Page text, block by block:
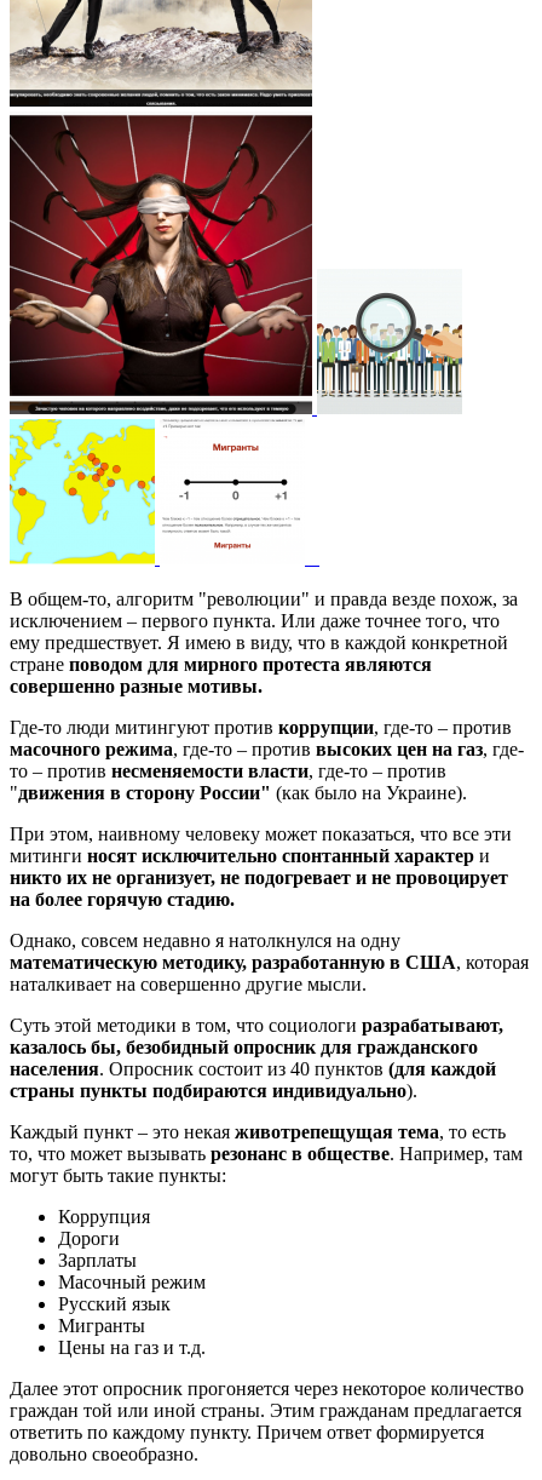
В общем-то, алгоритм "революции" и правда везде похож, за
исключением – первого пункта. Или даже точнее того, что
ему предшествует. Я имею в виду, что в каждой конкретной
стране поводом для мирного протеста являются
совершенно разные мотивы.
Где-то люди митингуют против коррупции, где-то – против
масочного режима, где-то – против высоких цен на газ, где-
то – против несменяемости власти, где-то – против
"движения в сторону России" (как было на Украине).
При этом, наивному человеку может показаться, что все эти
митинги носят исключительно спонтанный характер и
никто их не организует, не подогревает и не провоцирует
на более горячую стадию.
Однако, совсем недавно я натолкнулся на одну
математическую методику, разработанную в США, которая
наталкивает на совершенно другие мысли.
Суть этой методики в том, что социологи разрабатывают,
казалось бы, безобидный опросник для гражданского
населения. Опросник состоит из 40 пунктов (для каждой
страны пункты подбираются индивидуально).
Каждый пункт – это некая животрепещущая тема, то есть
то, что может вызывать резонанс в обществе. Например, там
могут быть такие пункты:
Коррупция
Дороги
Зарплаты
Масочный режим
Русский язык
Мигранты
Цены на газ и т.д.
Далее этот опросник прогоняется через некоторое количество
граждан той или иной страны. Этим гражданам предлагается
ответить по каждому пункту. Причем ответ формируется
довольно своеобразно.